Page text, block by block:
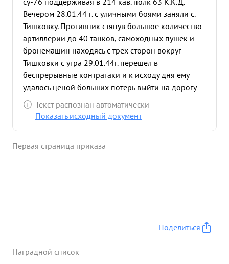
Вечером 28.01.44 г. с уличными боями заняли с.
Тишковку. Противник стянув большое количество
артиллерии до 40 танков, самоходных пушек и
бронемашин находясь с трех сторон вокруг
Тишковки с утра 29.01.44г. перешел в
беспрерывные контратаки и к исходу дня ему
удалось ценой больших потерь выйти на дорогу
соединяющую наших войска Временами ему
удавалось разрезать в самом населенном пункте
правильному организации майором Усковым
остальным частям войти впрорыв Отразили 5
этом своим огнем уничтожили 10 танков из них 8
Текст распознан автоматически
Показать исходный документ
Первая страница приказа
Поделиться
Наградной список